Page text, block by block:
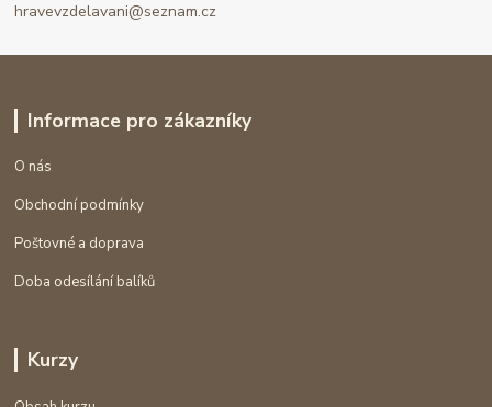
hravevzdelavani@seznam.cz
Informace pro zákazníky
O nás
Obchodní podmínky
Poštovné a doprava
Doba odesílání balíků
Kurzy